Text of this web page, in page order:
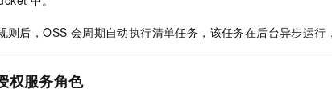
则后，OSS 会周期自动执行清单任务，该任务在后台异步运行
权服务角色